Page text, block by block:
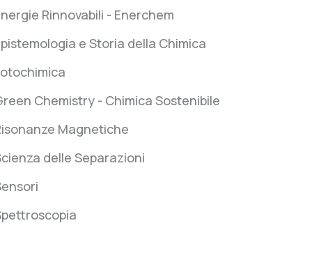
Rinnovabili - Enerchem
e Storia della Chimica
Chemistry - Chimica Sostenibile
Magnetiche
delle Separazioni